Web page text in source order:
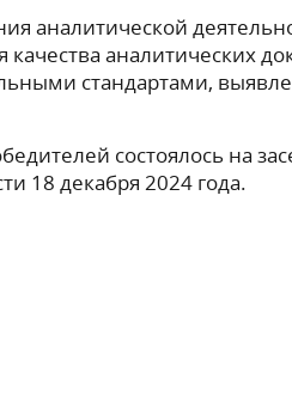
аналитической
аналитических
стандартами,
состоялось на
18 декабря 2024 года.